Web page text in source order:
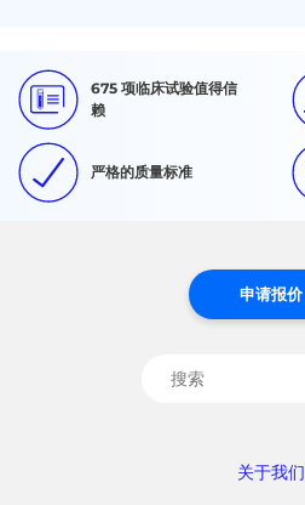
675 项临床试验值得信
赖
严格的质量标准
关于我们
申请报价
搜